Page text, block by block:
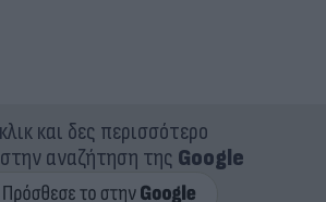
και δες περισσότερο
στην αναζήτηση της Google